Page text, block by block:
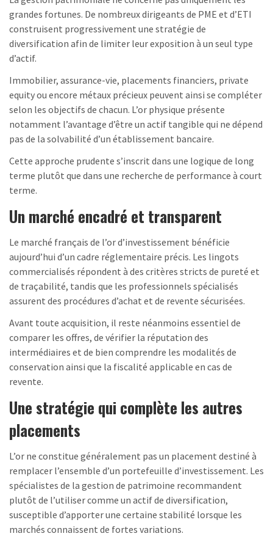
grandes fortunes. De nombreux dirigeants de PME et d’ETI
construisent progressivement une stratégie de
diversification afin de limiter leur exposition à un seul type
d’actif.
Immobilier, assurance-vie, placements financiers, private
equity ou encore métaux précieux peuvent ainsi se compléter
selon les objectifs de chacun. L’or physique présente
notamment l’avantage d’être un actif tangible qui ne dépend
pas de la solvabilité d’un établissement bancaire.
Cette approche prudente s’inscrit dans une logique de long
terme plutôt que dans une recherche de performance à court
terme.
Un marché encadré et transparent
Le marché français de l’or d’investissement bénéficie
aujourd’hui d’un cadre réglementaire précis. Les lingots
commercialisés répondent à des critères stricts de pureté et
de traçabilité, tandis que les professionnels spécialisés
assurent des procédures d’achat et de revente sécurisées.
Avant toute acquisition, il reste néanmoins essentiel de
comparer les offres, de vérifier la réputation des
intermédiaires et de bien comprendre les modalités de
conservation ainsi que la fiscalité applicable en cas de
revente.
Une stratégie qui complète les autres
placements
L’or ne constitue généralement pas un placement destiné à
remplacer l’ensemble d’un portefeuille d’investissement. Les
spécialistes de la gestion de patrimoine recommandent
plutôt de l’utiliser comme un actif de diversification,
susceptible d’apporter une certaine stabilité lorsque les
marchés connaissent de fortes variations.